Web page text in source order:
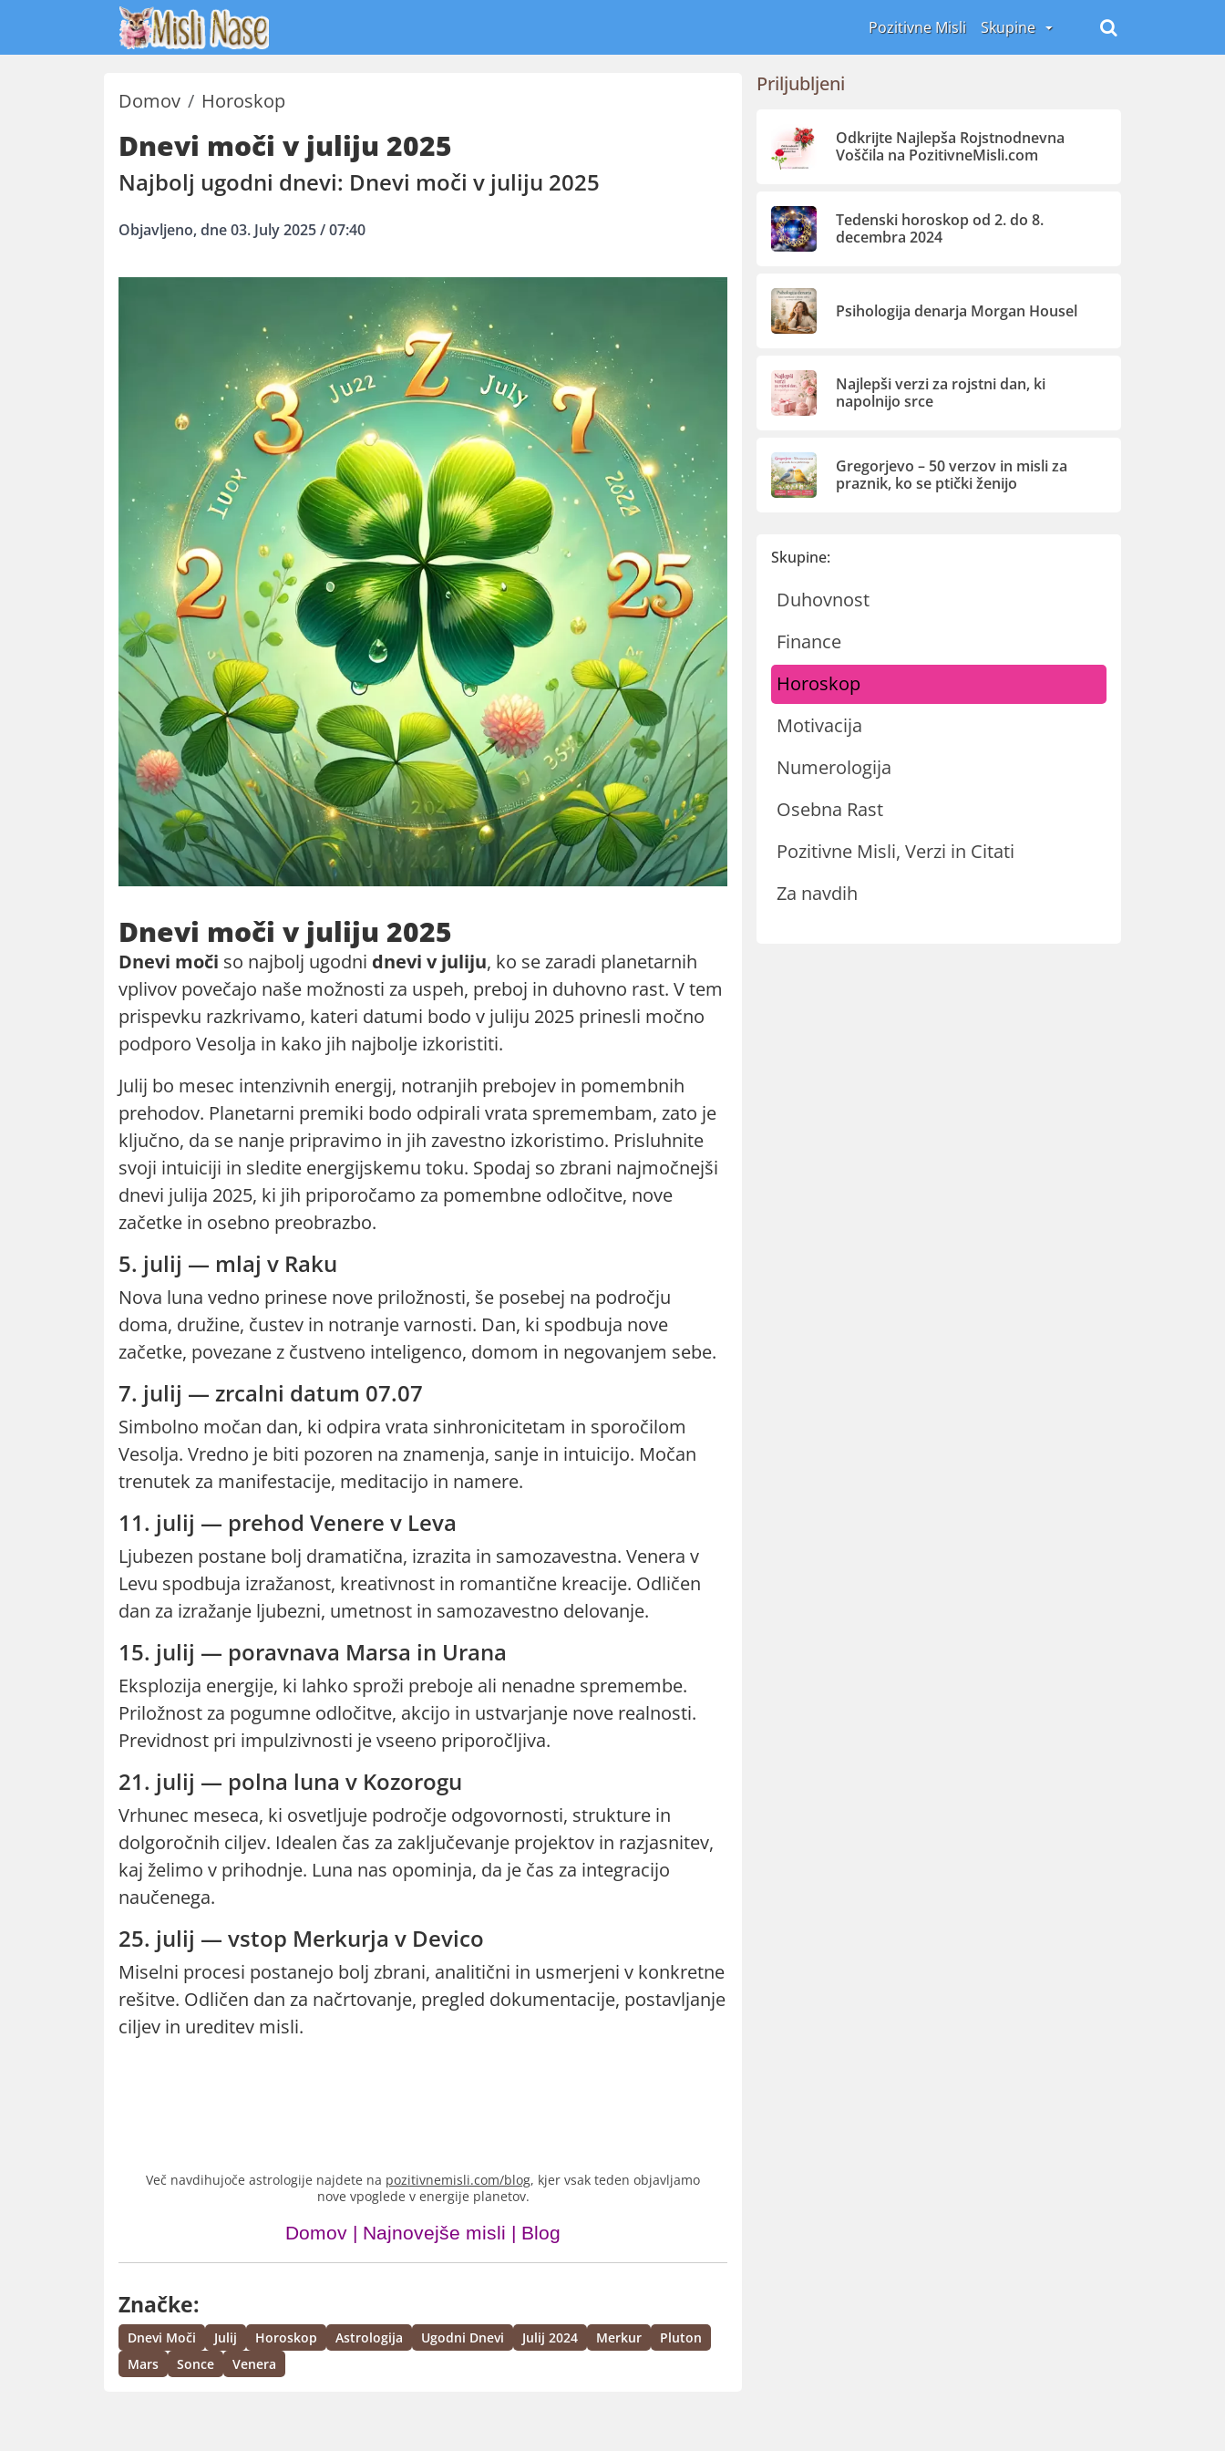
Pozitivne Misli Skupine
Domov Horoskop
Dnevi moči v juliju 2025
Najbolj ugodni dnevi: Dnevi moči v juliju 2025
Objavljeno, dne 03. July 2025 / 07:40
Dnevi moči v juliju 2025
Dnevi moči so najbolj ugodni dnevi v juliju, ko se zaradi planetarnih
vplivov povečajo naše možnosti za uspeh, preboj in duhovno rast. V tem
prispevku razkrivamo, kateri datumi bodo v juliju 2025 prinesli močno
podporo Vesolja in kako jih najbolje izkoristiti.
Julij bo mesec intenzivnih energij, notranjih prebojev in pomembnih
prehodov. Planetarni premiki bodo odpirali vrata spremembam, zato je
ključno, da se nanje pripravimo in jih zavestno izkoristimo. Prisluhnite
svoji intuiciji in sledite energijskemu toku. Spodaj so zbrani najmočnejši
dnevi julija 2025, ki jih priporočamo za pomembne odločitve, nove
začetke in osebno preobrazbo.
5. julij — mlaj v Raku
Nova luna vedno prinese nove priložnosti, še posebej na področju
doma, družine, čustev in notranje varnosti. Dan, ki spodbuja nove
začetke, povezane z čustveno inteligenco, domom in negovanjem sebe.
7. julij — zrcalni datum 07.07
Simbolno močan dan, ki odpira vrata sinhronicitetam in sporočilom
Vesolja. Vredno je biti pozoren na znamenja, sanje in intuicijo. Močan
trenutek za manifestacije, meditacijo in namere.
11. julij — prehod Venere v Leva
Ljubezen postane bolj dramatična, izrazita in samozavestna. Venera v
Levu spodbuja izražanost, kreativnost in romantične kreacije. Odličen
dan za izražanje ljubezni, umetnost in samozavestno delovanje.
15. julij — poravnava Marsa in Urana
Eksplozija energije, ki lahko sproži preboje ali nenadne spremembe.
Priložnost za pogumne odločitve, akcijo in ustvarjanje nove realnosti.
Previdnost pri impulzivnosti je vseeno priporočljiva.
21. julij — polna luna v Kozorogu
Vrhunec meseca, ki osvetljuje področje odgovornosti, strukture in
dolgoročnih ciljev. Idealen čas za zaključevanje projektov in razjasnitev,
kaj želimo v prihodnje. Luna nas opominja, da je čas za integracijo
naučenega.
25. julij — vstop Merkurja v Devico
Miselni procesi postanejo bolj zbrani, analitični in usmerjeni v konkretne
rešitve. Odličen dan za načrtovanje, pregled dokumentacije, postavljanje
ciljev in ureditev misli.
Več navdihujoče astrologije najdete na pozitivnemisli.com/blog, kjer vsak teden objavljamo
nove vpoglede v energije planetov.
Domov | Najnovejše misli | Blog
Značke:
Dnevi Moči Julij Horoskop Astrologija Ugodni Dnevi Julij 2024 Merkur
Pluton
Mars
Sonce Venera
Priljubljeni
Odkrijte Najlepša Rojstnodnevna
Voščila na PozitivneMisli.com
Tedenski horoskop od 2. do 8.
decembra 2024
Psihologija denarja Morgan Housel
Najlepši verzi za rojstni dan, ki
napolnijo srce
Gregorjevo – 50 verzov in misli za
praznik, ko se ptički ženijo
Skupine:
Duhovnost
Finance
Horoskop
Motivacija
Numerologija
Osebna Rast
Pozitivne Misli, Verzi in Citati
Za navdih